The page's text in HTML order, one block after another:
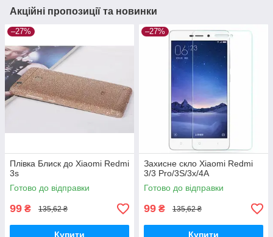
Акційні пропозиції та новинки
–27%
Плівка Блиск до Xiaomi Redmi
3s
Готово до відправки
99 ₴ 135,62 ₴
Купити
–27%
Захисне скло Xiaomi Redmi
3/3 Pro/3S/3x/4A
Готово до відправки
99 ₴ 135,62 ₴
Купити